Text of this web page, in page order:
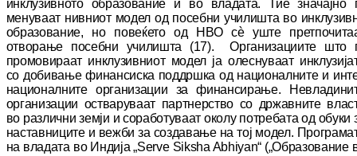
инклузивното образование и во владата. Тие значајно
менуваат нивниот модел од посебни училишта во
образование, но повеќето од НВО сѐ уште пре
отворање посебни училишта (17). Организациите што
промовираат инклузивниот модел ја олеснуваат
со добивање финансиска поддршка од националните и ин
националните организации за финансирање.
организации остваруваат партнерство со државните
во различни земји и соработуваат околу потребата од обуки
наставниците и вежби за создавање на тој модел.
на владата во Индија „Serve Siksha Abhiyan“ („Образование